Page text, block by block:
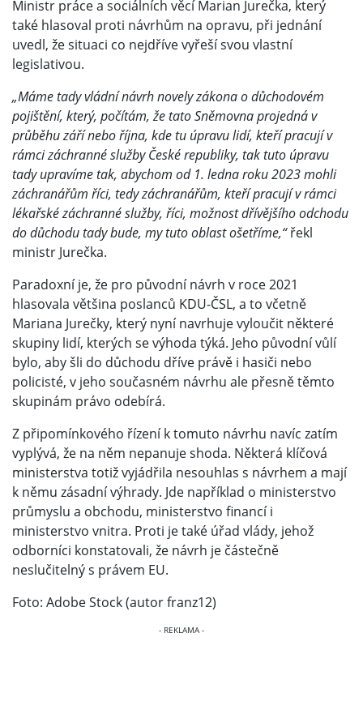
Ministr práce a sociálních věcí Marian Jurečka, který
také hlasoval proti návrhům na opravu, při jednání
uvedl, že situaci co nejdříve vyřeší svou vlastní
legislativou.
„Máme tady vládní návrh novely zákona o důchodovém
pojištění, který, počítám, že tato Sněmovna projedná v
průběhu září nebo října, kde tu úpravu lidí, kteří pracují v
rámci záchranné služby České republiky, tak tuto úpravu
tady upravíme tak, abychom od 1. ledna roku 2023 mohli
záchranářům říci, tedy záchranářům, kteří pracují v rámci
lékařské záchranné služby, říci, možnost dřívějšího odchodu
do důchodu tady bude, my tuto oblast ošetříme,“řekl
ministr Jurečka.
Paradoxní je, že pro původní návrh v roce 2021
hlasovala většina poslanců KDU-ČSL, a to včetně
Mariana Jurečky, který nyní navrhuje vyloučit některé
skupiny lidí, kterých se výhoda týká. Jeho původní vůlí
bylo, aby šli do důchodu dříve právě i hasiči nebo
policisté, v jeho současném návrhu ale přesně těmto
skupinám právo odebírá.
Z připomínkového řízení k tomuto návrhu navíc zatím
vyplývá, že na něm nepanuje shoda. Některá klíčová
ministerstva totiž vyjádřila nesouhlas s návrhem a mají
k němu zásadní výhrady. Jde například o ministerstvo
průmyslu a obchodu, ministerstvo financí i
ministerstvo vnitra. Proti je také úřad vlády, jehož
odborníci konstatovali, že návrh je částečně
neslučitelný s právem EU.
Foto: Adobe Stock (autor franz12)